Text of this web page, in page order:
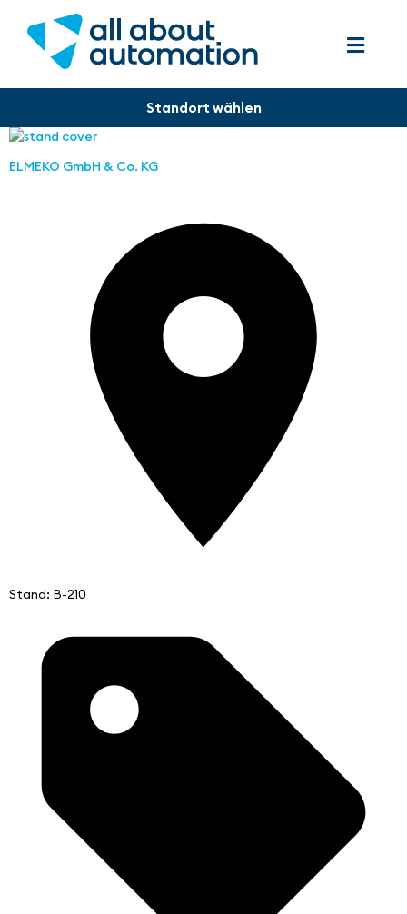
ELMEKO GmbH & Co. KG
Stand: B-210